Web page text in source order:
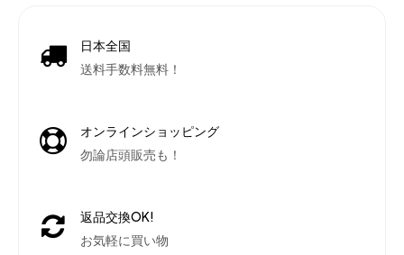
日本全国
送料手数料無料！
オンラインショッピング
勿論店頭販売も！
返品交換OK!
お気軽に買い物